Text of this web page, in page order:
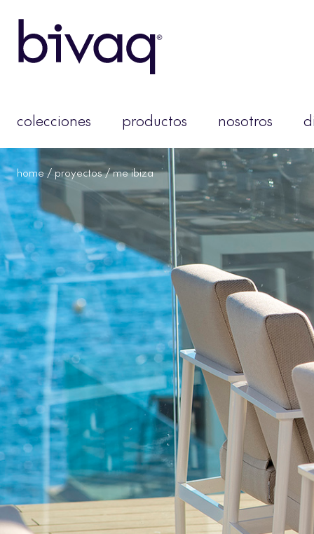
colecciones productos nosotros
home /proyectos/ me ibiza